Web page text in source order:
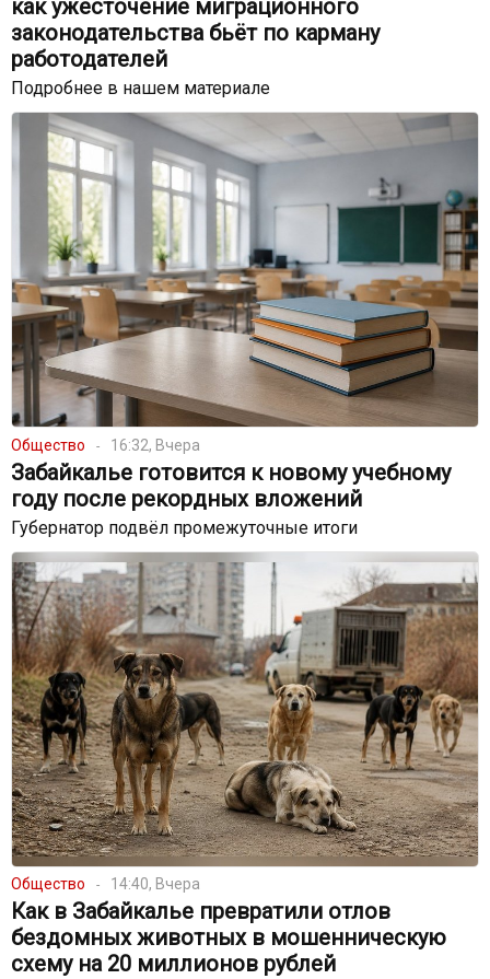
как ужесточение миграционного
законодательства бьёт по карману
работодателей
Подробнее в нашем материале
Общество 16:32, Вчера
Забайкалье готовится к новому учебному
году после рекордных вложений
Губернатор подвёл промежуточные итоги
Общество 14:40, Вчера
Как в Забайкалье превратили отлов
бездомных животных в мошенническую
схему на 20 миллионов рублей